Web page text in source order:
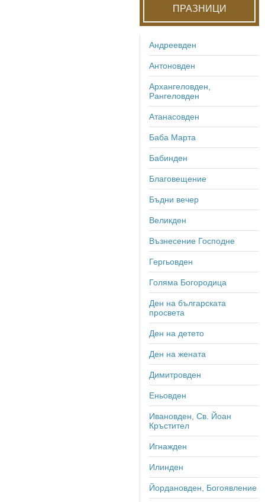
ПРАЗНИЦИ
Андреевден
Антоновден
Архангеловден,
Рангеловден
Атанасовден
Баба Марта
Бабинден
Благовещение
Бъдни вечер
Великден
Възнесение Господне
Гергьовден
Голяма Богородица
Ден на българската
просвета
Ден на детето
Ден на жената
Димитровден
Еньовден
Ивановден, Св. Йоан
Кръстител
Игнажден
Илинден
Йордановден, Богоявление